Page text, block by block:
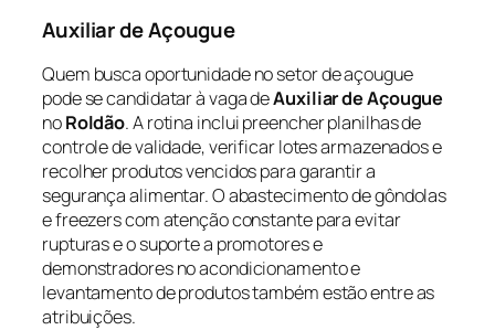
Auxiliar de Açougue
Quem busca oportunidade no setor de açougue
pode se candidatar à vaga deAuxiliar de Açougue
noRoldão. A rotina inclui preencher planilhas de
controle de validade, verificar lotes armazenados e
recolher produtos vencidos para garantir a
segurança alimentar. O abastecimento de gôndolas
e freezers com atenção constante para evitar
rupturas e o suporte a promotores e
demonstradores no acondicionamento e
levantamento de produtos também estão entre as
atribuições.